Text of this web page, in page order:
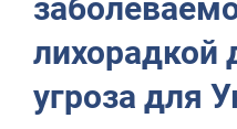
лихорадкой
угроза для